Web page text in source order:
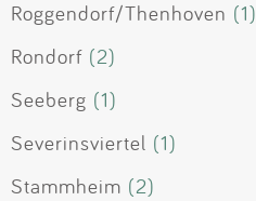
Roggendorf/Thenhoven (1)
Rondorf (2)
Seeberg (1)
Severinsviertel (1)
Stammheim (2)